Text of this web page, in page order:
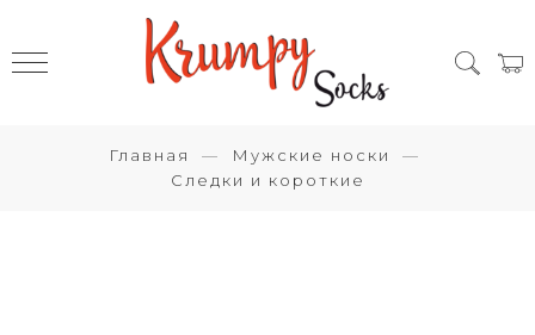
Главная
Мужские носки
Следки и короткие